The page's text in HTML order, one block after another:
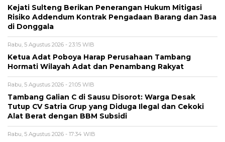
Kejati Sulteng Berikan Penerangan Hukum Mitigasi
Risiko Addendum Kontrak Pengadaan Barang dan Jasa
di Donggala
Rabu, 5 Agustus 2026 - 23:15 WIB
Ketua Adat Poboya Harap Perusahaan Tambang
Hormati Wilayah Adat dan Penambang Rakyat
Rabu, 5 Agustus 2026 - 21:05 WIB
Tambang Galian C di Sausu Disorot: Warga Desak
Tutup CV Satria Grup yang Diduga Ilegal dan Cekoki
Alat Berat dengan BBM Subsidi
Rabu, 5 Agustus 2026 - 17:34 WIB